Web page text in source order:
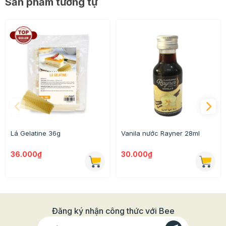
Lá Gelatine 36g
36.000₫
Vanila nước Rayner 28ml
30.000₫
Đăng ký nhận công thức với Bee